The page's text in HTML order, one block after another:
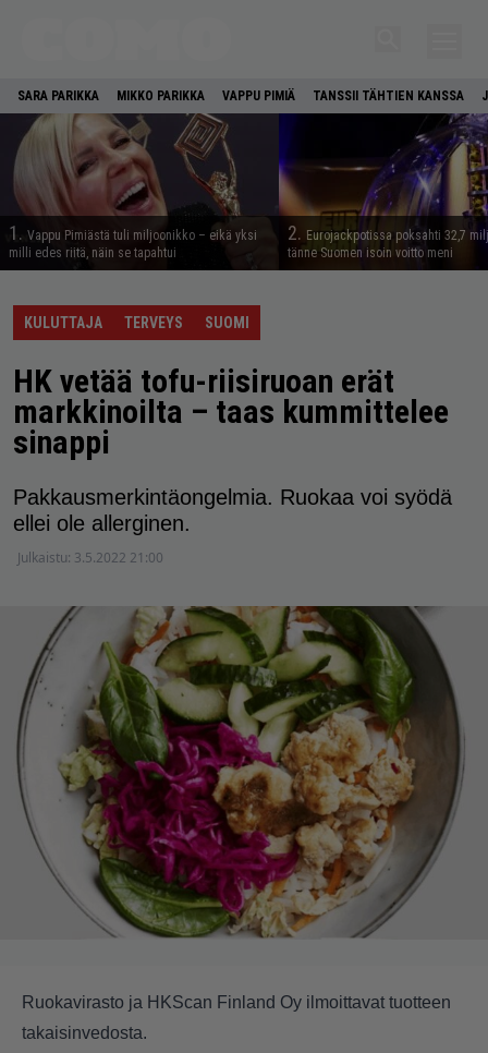
SARA PARIKKA MIKKO PARIKKA VAPPU PIMIÄ TANSSII TÄHTIEN KANSSA
1. Vappu Pimiästä tuli miljoonikko – eikä yksi
milli edes riitä, näin se tapahtui
2. Eurojackpotissa poksahti 32,7
tänne Suomen isoin voitto meni
KULUTTAJA TERVEYS SUOMI
HK vetää tofu-riisiruoan erät
markkinoilta – taas kummittelee
sinappi
Pakkausmerkintäongelmia. Ruokaa voi syödä
ellei ole allerginen.
Julkaistu: 3.5.2022 21:00
Ruokavirasto ja HKScan Finland Oy ilmoittavat tuotteen
takaisinvedosta.